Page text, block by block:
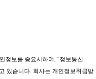
정보를 중요시하며, "정보통신
있습니다. 회사는 개인정보취급방